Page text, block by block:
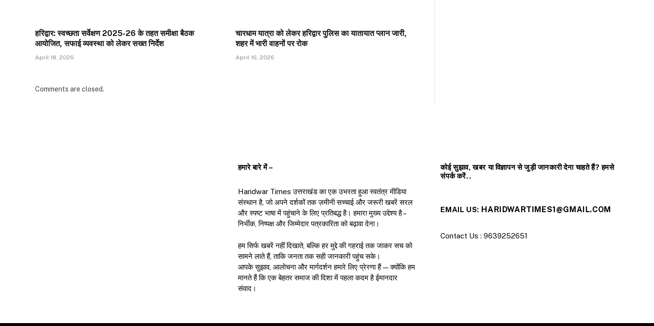
हरिद्वार: स्वच्छता सर्वेक्षण 2025-26 के तहत समीक्षा बैठक
आयोजित, सफाई व्यवस्था को लेकर सख्त निर्देश
April 18, 2026
चारधाम यात्रा को लेकर हरिद्वार पुलिस का यातायात प्लान जारी,
शहर में भारी वाहनों पर रोक
April 16, 2026
Comments are closed.
हमारे बारे में –
Haridwar Times उत्तराखंड का एक उभरता हुआ स्वतंत्र मीडिया
संस्थान है, जो अपने दर्शकों तक ज़मीनी सच्चाई और जरूरी खबरें सरल
और स्पष्ट भाषा में पहुंचाने के लिए प्रतिबद्ध है। हमारा मुख्य उद्देश्य है –
निर्भीक, निष्पक्ष और जिम्मेदार पत्रकारिता को बढ़ावा देना।
हम सिर्फ खबरें नहीं दिखाते, बल्कि हर मुद्दे की गहराई तक जाकर सच को
सामने लाते हैं, ताकि जनता तक सही जानकारी पहुंच सके।
आपके सुझाव, आलोचना और मार्गदर्शन हमारे लिए प्रेरणा हैं — क्योंकि हम
मानते हैं कि एक बेहतर समाज की दिशा में पहला कदम है ईमानदार
संवाद।
कोई सुझाव, खबर या विज्ञापन से जुड़ी जानकारी देना चाहते हैं? हमसे
संपर्क करें..
EMAIL US: HARIDWARTIMES1@GMAIL.COM
Contact Us : 9639252651